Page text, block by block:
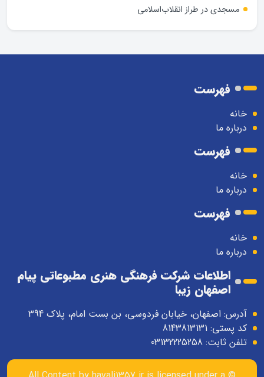
مسجدی در طراز انقلاب‌اسلامی
فهرست
خانه
درباره ما
فهرست
خانه
درباره ما
فهرست
خانه
درباره ما
اطلاعات شرکت فرهنگی هنری مطبوعاتی پیام
اصفهان زیبا
آدرس: اصفهان، خیابان فردوسی، بن بست امام، پلاک 394
کد پستی: 8143813131
تلفن ثابت: 03132225258